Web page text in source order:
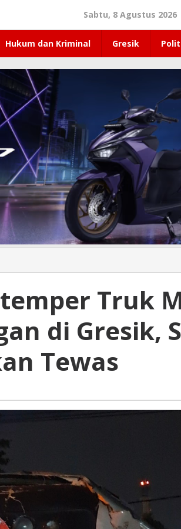
Sabtu, 8 Agustus 2026
Hukum dan Kriminal Gresik
Truk
di Gresik,
Tewas